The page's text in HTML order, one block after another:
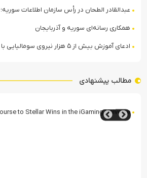
عبدالقادر الطحان در رأس سازمان اطلاعات سوریه؛ گمانه‌زنی‌ها
همکاری رسانه‌ای سوریه و آذربایجان
ادعای آموزش بیش از ۵ هزار نیروی سومالیایی با نظارت عربستان
مطالب پیشنهادی
Course to Stellar Wins in the iGaming Universe